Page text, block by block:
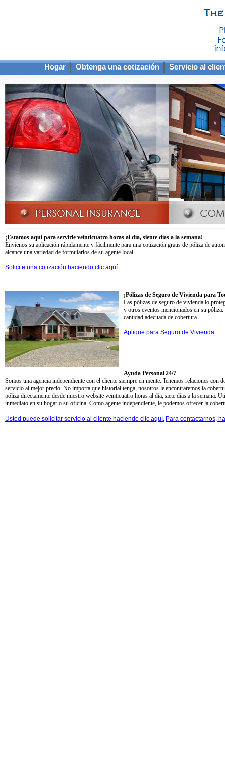
Hogar Obtenga una cotización Servicio al
¡Estamos aquí para servirle veinticuatro horas al día, siente días a la semana!
Envíenos su aplicación rápidamente y fácilmente para una cotización gratis de póliza de
alcance una variedad de formularios de su agente local.
Solicite una cotización haciendo clic aquí.
¡Pólizas de Seguro de Vivienda para
Las pólizas de seguro de vivienda lo
y otros eventos mencionados en su
cantidad adecuada de cobertura.
Aplique para Seguro de Vivienda.
Ayuda Personal 24/7
Somos una agencia independiente con el cliente siempre en mente. Tenemos relaciones
servicio al mejor precio. No importa que historial tenga, nosotros le encontraremos la
póliza directamente desde nuestro website veinticuatro horas al día, siete días a la semana.
inmediato en su hogar o su oficina. Como agente independiente, le podemos ofrecer la
Usted puede solicitar servicio al cliente haciendo clic aquí. Para contactarnos,